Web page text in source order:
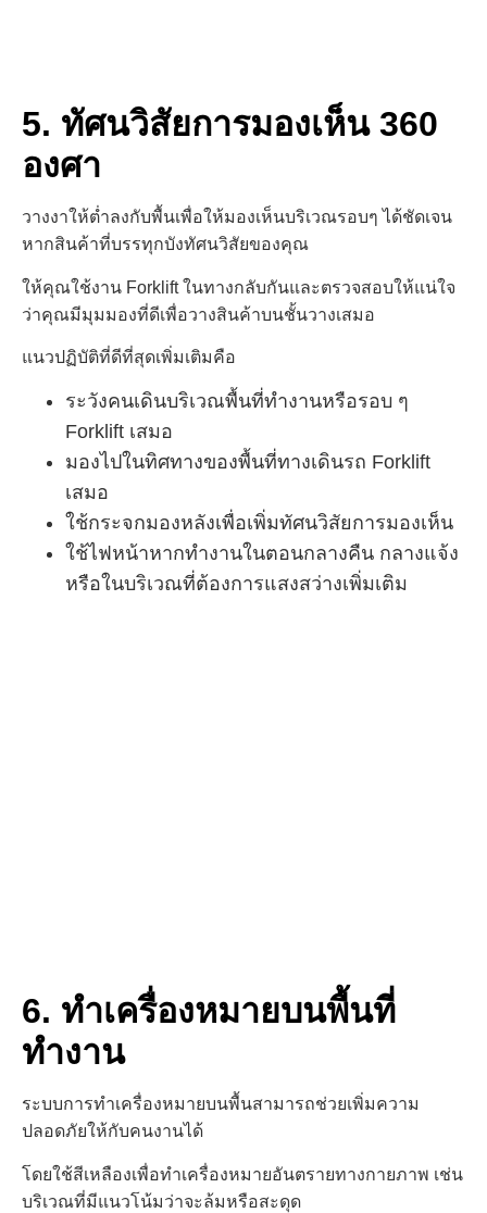
5. ทัศนวิสัยการมองเห็น 360
องศา
วางงาให้ต่ำลงกับพื้นเพื่อให้มองเห็นบริเวณรอบๆ ได้ชัดเจน
หากสินค้าที่บรรทุกบังทัศนวิสัยของคุณ
ให้คุณใช้งาน Forklift ในทางกลับกันและตรวจสอบให้แน่ใจ
ว่าคุณมีมุมมองที่ดีเพื่อวางสินค้าบนชั้นวางเสมอ
แนวปฏิบัติที่ดีที่สุดเพิ่มเติมคือ
ระวังคนเดินบริเวณพื้นที่ทำงานหรือรอบ ๆ
Forklift เสมอ
มองไปในทิศทางของพื้นที่ทางเดินรถ Forklift
เสมอ
ใช้กระจกมองหลังเพื่อเพิ่มทัศนวิสัยการมองเห็น
ใช้ไฟหน้าหากทำงานในตอนกลางคืน กลางแจ้ง
หรือในบริเวณที่ต้องการแสงสว่างเพิ่มเติม
6. ทำเครื่องหมายบนพื้นที่
ทำงาน
ระบบการทำเครื่องหมายบนพื้นสามารถช่วยเพิ่มความ
ปลอดภัยให้กับคนงานได้
โดยใช้สีเหลืองเพื่อทำเครื่องหมายอันตรายทางกายภาพ เช่น
บริเวณที่มีแนวโน้มว่าจะล้มหรือสะดุด